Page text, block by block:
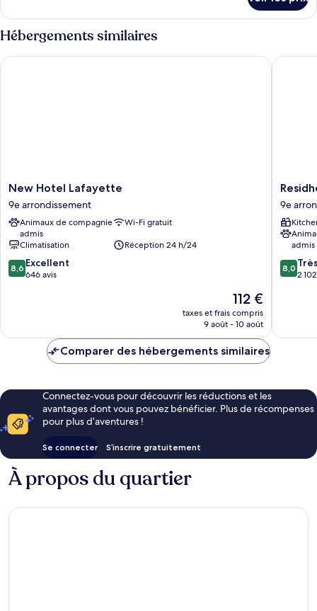
le
type
de
Chambre
Hébergements similaires
New
Hotel
Lafayette
9e
arrondissement
New Hotel Lafayette
9e arrondissement
Animaux de compagnie
admis
Wi-Fi gratuit
Climatisation
Réception 24 h/24
8.6
sur
8,6 Excellent
646 avis
Le
nouveau
prix
de
112 €
taxes et frais compris
9 août - 10 août
New Hotel Lafayette
Paris
Opéra
9e
9e
admis
8.0
sur
8,0
2
Comparer des hébergements similaires
Connectez-vous pour découvrir les réductions et les
avantages dont vous pouvez bénéficier. Plus de récompenses
pour plus d’aventures !
Se connecter S’inscrire gratuitement
À propos du quartier